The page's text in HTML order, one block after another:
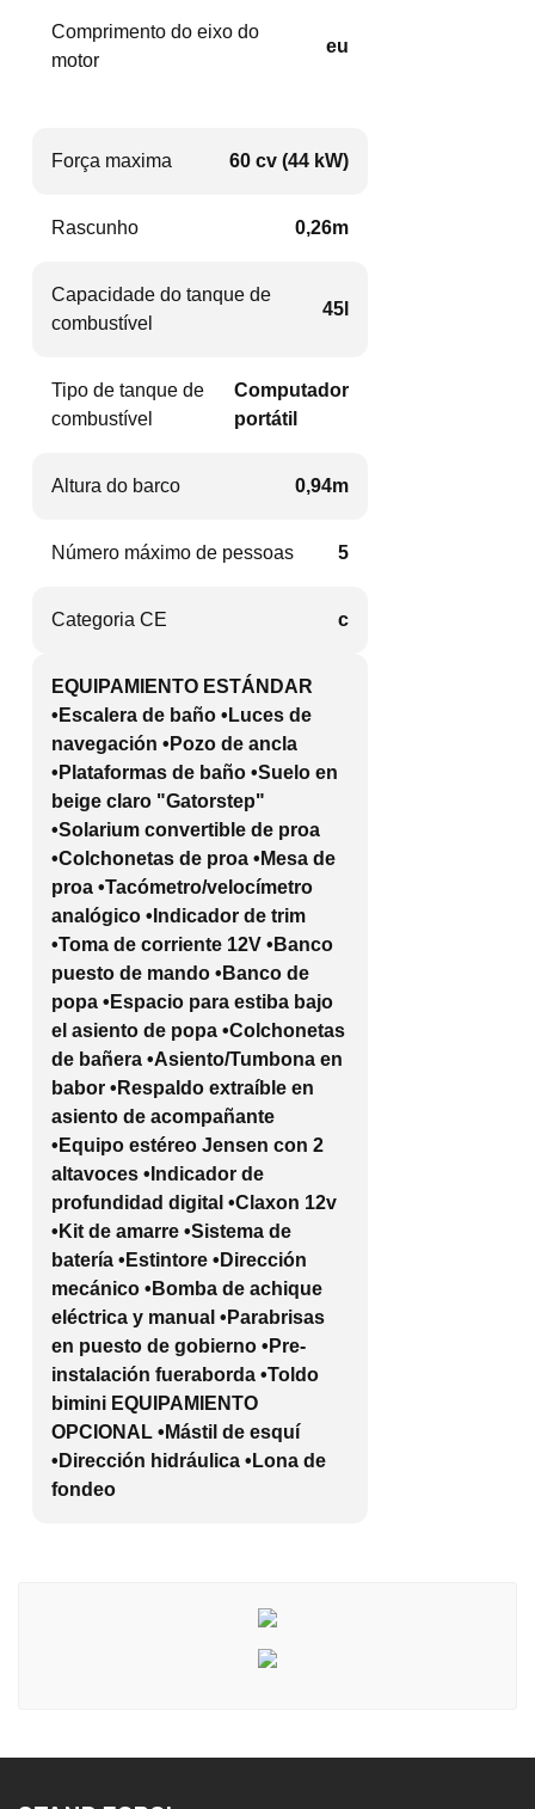
Comprimento do eixo do
motor
eu
Força maxima 60 cv (44 kW)
Rascunho 0,26m
Capacidade do tanque de
combustível
45l
Tipo de tanque de
combustível
Computador
portátil
Altura do barco 0,94m
Número máximo de pessoas 5
Categoria CE c
EQUIPAMIENTO ESTÁNDAR
•Escalera de baño •Luces de
navegación •Pozo de ancla
•Plataformas de baño •Suelo en
beige claro "Gatorstep"
•Solarium convertible de proa
•Colchonetas de proa •Mesa de
proa •Tacómetro/velocímetro
analógico •Indicador de trim
•Toma de corriente 12V •Banco
puesto de mando •Banco de
popa •Espacio para estiba bajo
el asiento de popa •Colchonetas
de bañera •Asiento/Tumbona en
babor •Respaldo extraíble en
asiento de acompañante
•Equipo estéreo Jensen con 2
altavoces •Indicador de
profundidad digital •Claxon 12v
•Kit de amarre •Sistema de
batería •Estintore •Dirección
mecánico •Bomba de achique
eléctrica y manual •Parabrisas
en puesto de gobierno •Pre-
instalación fueraborda •Toldo
bimini EQUIPAMIENTO
OPCIONAL •Mástil de esquí
•Dirección hidráulica •Lona de
fondeo